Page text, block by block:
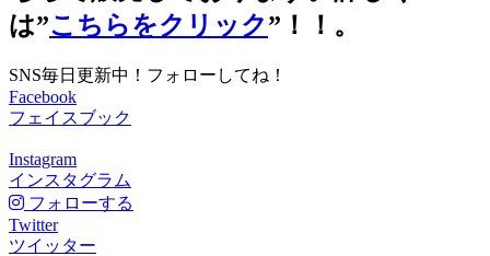
は”こちらをクリック”！！。
SNS毎日更新中！フォローしてね！
Facebook
フェイスブック
Instagram
インスタグラム
フォローする
Twitter
ツイッター